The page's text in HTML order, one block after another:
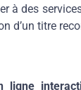
à des
d’un titre
ligne